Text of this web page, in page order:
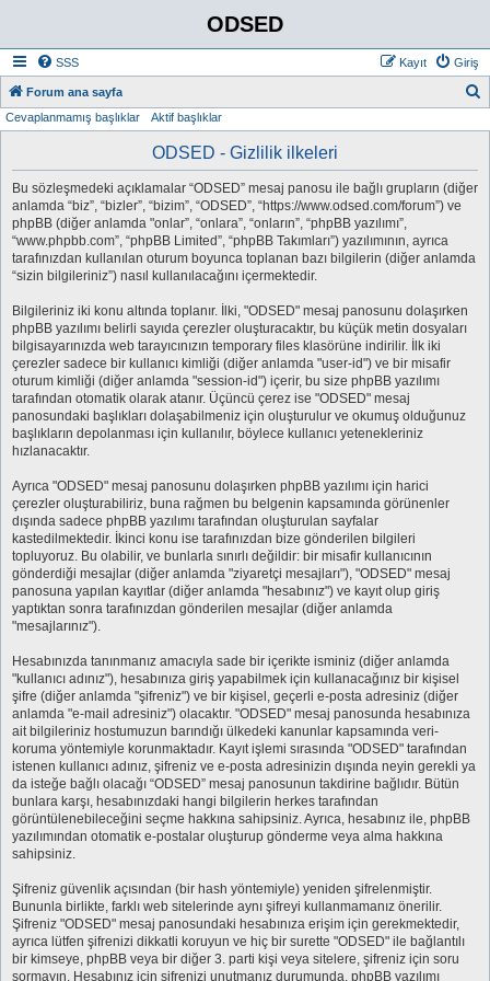
ODSED
SSS Giriş
Kayıt
Forum ana sayfa
Cevaplanmamış başlıklar Aktif başlıklar
ODSED - Gizlilik ilkeleri
Bu sözleşmedeki açıklamalar “ODSED” mesaj panosu ile bağlı grupların (diğer
anlamda “biz”, “bizler”, “bizim”, “ODSED”, “https://www.odsed.com/forum”) ve
phpBB (diğer anlamda "onlar”, “onlara”, “onların”, “phpBB yazılımı”,
“www.phpbb.com”, “phpBB Limited”, “phpBB Takımları”) yazılımının, ayrıca
tarafınızdan kullanılan oturum boyunca toplanan bazı bilgilerin (diğer anlamda
“sizin bilgileriniz”) nasıl kullanılacağını içermektedir.
Bilgileriniz iki konu altında toplanır. İlki, "ODSED" mesaj panosunu dolaşırken
phpBB yazılımı belirli sayıda çerezler oluşturacaktır, bu küçük metin dosyaları
bilgisayarınızda web tarayıcınızın temporary files klasörüne indirilir. İlk iki
çerezler sadece bir kullanıcı kimliği (diğer anlamda "user-id") ve bir misafir
oturum kimliği (diğer anlamda "session-id") içerir, bu size phpBB yazılımı
tarafından otomatik olarak atanır. Üçüncü çerez ise "ODSED" mesaj
panosundaki başlıkları dolaşabilmeniz için oluşturulur ve okumuş olduğunuz
başlıkların depolanması için kullanılır, böylece kullanıcı yetenekleriniz
hızlanacaktır.
Ayrıca "ODSED" mesaj panosunu dolaşırken phpBB yazılımı için harici
çerezler oluşturabiliriz, buna rağmen bu belgenin kapsamında görünenler
dışında sadece phpBB yazılımı tarafından oluşturulan sayfalar
kastedilmektedir. İkinci konu ise tarafınızdan bize gönderilen bilgileri
topluyoruz. Bu olabilir, ve bunlarla sınırlı değildir: bir misafir kullanıcının
gönderdiği mesajlar (diğer anlamda "ziyaretçi mesajları"), "ODSED" mesaj
panosuna yapılan kayıtlar (diğer anlamda "hesabınız") ve kayıt olup giriş
yaptıktan sonra tarafınızdan gönderilen mesajlar (diğer anlamda
"mesajlarınız").
Hesabınızda tanınmanız amacıyla sade bir içerikte isminiz (diğer anlamda
"kullanıcı adınız"), hesabınıza giriş yapabilmek için kullanacağınız bir kişisel
şifre (diğer anlamda "şifreniz") ve bir kişisel, geçerli e-posta adresiniz (diğer
anlamda "e-mail adresiniz") olacaktır. "ODSED" mesaj panosunda hesabınıza
ait bilgileriniz hostumuzun barındığı ülkedeki kanunlar kapsamında veri-
koruma yöntemiyle korunmaktadır. Kayıt işlemi sırasında "ODSED" tarafından
istenen kullanıcı adınız, şifreniz ve e-posta adresinizin dışında neyin gerekli ya
da isteğe bağlı olacağı “ODSED” mesaj panosunun takdirine bağlıdır. Bütün
bunlara karşı, hesabınızdaki hangi bilgilerin herkes tarafından
görüntülenebileceğini seçme hakkına sahipsiniz. Ayrıca, hesabınız ile, phpBB
yazılımından otomatik e-postalar oluşturup gönderme veya alma hakkına
sahipsiniz.
Şifreniz güvenlik açısından (bir hash yöntemiyle) yeniden şifrelenmiştir.
Bununla birlikte, farklı web sitelerinde aynı şifreyi kullanmamanız önerilir.
Şifreniz "ODSED" mesaj panosundaki hesabınıza erişim için gerekmektedir,
ayrıca lütfen şifrenizi dikkatli koruyun ve hiç bir surette "ODSED" ile bağlantılı
bir kimseye, phpBB veya bir diğer 3. parti kişi veya sitelere, şifreniz için soru
sormayın. Hesabınız için şifrenizi unutmanız durumunda, phpBB yazılımı